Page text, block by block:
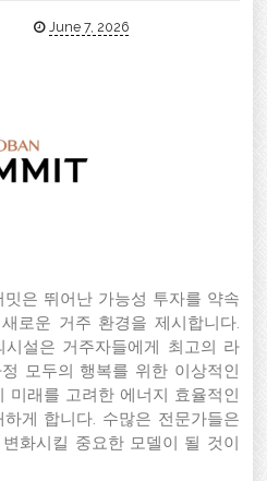
June 7, 2026
은 뛰어난 가능성 투자를 약속
로운 거주 환경을 제시합니다.
설은 거주자들에게 최고의 라
모두의 행복를 위한 이상적인
미래를 고려한 에너지 효율적인
게 합니다. 수많은 전문가들은
화시킬 중요한 모델이 될 것이